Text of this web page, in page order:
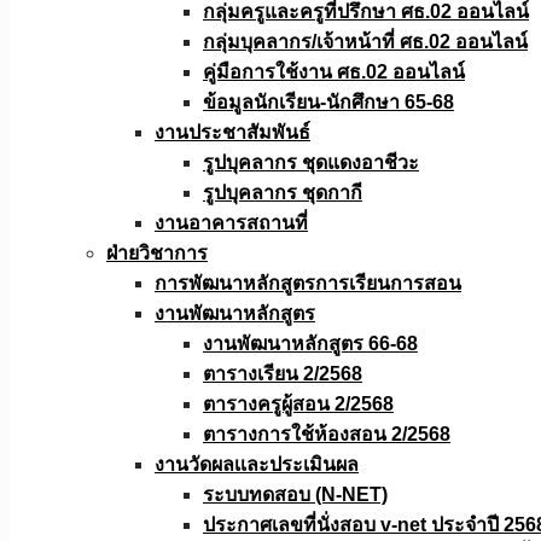
กลุ่มครูและครูที่ปรึกษา ศธ.02 ออนไลน์
กลุ่มบุคลากร/เจ้าหน้าที่ ศธ.02 ออนไลน์
คู่มือการใช้งาน ศธ.02 ออนไลน์
ข้อมูลนักเรียน-นักศึกษา 65-68
งานประชาสัมพันธ์
รูปบุคลากร ชุดแดงอาชีวะ
รูปบุคลากร ชุดกากี
งานอาคารสถานที่
ฝ่ายวิชาการ
การพัฒนาหลักสูตรการเรียนการสอน
งานพัฒนาหลักสูตร
งานพัฒนาหลักสูตร 66-68
ตารางเรียน 2/2568
ตารางครูผู้สอน 2/2568
ตารางการใช้ห้องสอน 2/2568
งานวัดผลเเละประเมินผล
ระบบทดสอบ (N-NET)
ประกาศเลขที่นั่งสอบ v-net ประจำปี